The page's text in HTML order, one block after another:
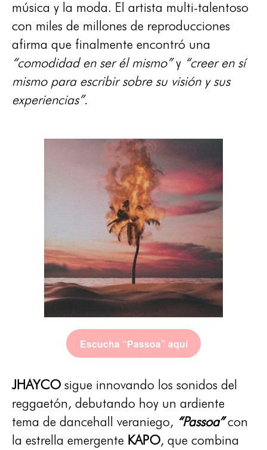
música y la moda. El artista multi-talentoso
con miles de millones de reproducciones
afirma que finalmente encontró una
“comodidad en ser él mismo”y “creer en sí
mismo para escribir sobre su visión y sus
experiencias”.
Escucha “Passoa” aquí
JHAYCO sigue innovando los sonidos del
reggaetón, debutando hoy un ardiente
tema de dancehall veraniego, “Passoa” con
la estrella emergente KAPO, que combina